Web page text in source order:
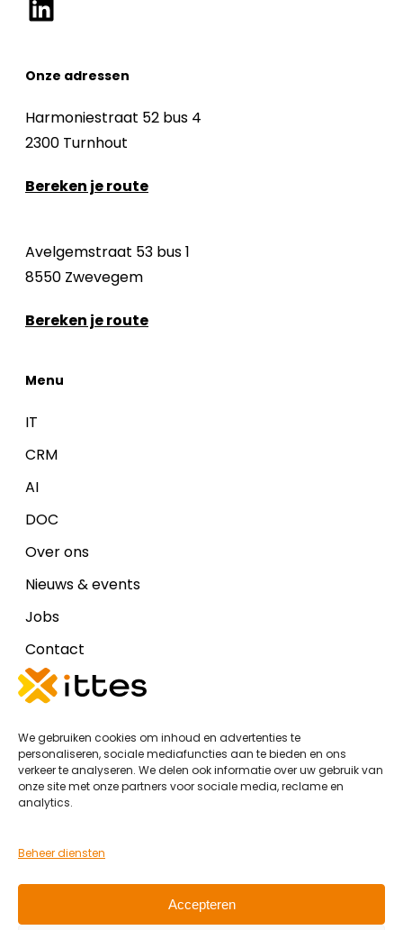
We gebruiken cookies om inhoud en advertenties te
personaliseren, sociale mediafuncties aan te bieden en ons
verkeer te analyseren. We delen ook informatie over uw gebruik van
onze site met onze partners voor sociale media, reclame en
analytics.
Beheer diensten
Accepteren
Onze adressen
Harmoniestraat 52 bus 4
2300 Turnhout
Bereken je route
Avelgemstraat 53 bus 1
8550 Zwevegem
Bereken je route
Menu
IT
CRM
AI
DOC
Over ons
Nieuws & events
Jobs
Contact
Cookiebeleid (EU)
Algemene voorwaarden Ittes IT
Privacy Policy